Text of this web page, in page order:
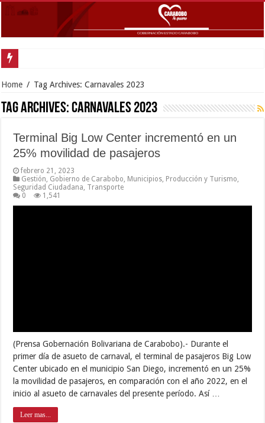
Home / Tag Archives: Carnavales 2023
Tag Archives:Carnavales 2023
Terminal Big Low Center incrementó en un
25% movilidad de pasajeros
febrero 21, 2023
Gestión Gobierno de Carabobo Municipios Producción y Turismo
Seguridad Ciudadana Transporte
0
1,541
(Prensa Gobernación Bolivariana de Carabobo).- Durante el
primer día de asueto de carnaval, el terminal de pasajeros Big Low
Center ubicado en el municipio San Diego, incrementó en un 25%
la movilidad de pasajeros, en comparación con el año 2022, en el
inicio al asueto de carnavales del presente período. Así …
Leer mas...